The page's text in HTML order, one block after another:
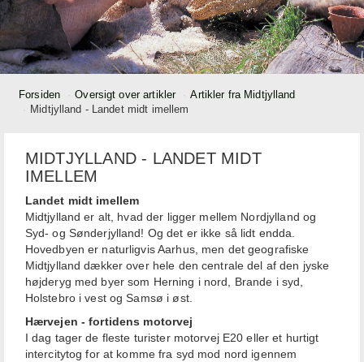
Forsiden Oversigt over artikler
Artikler fra Midtjylland
Midtjylland - Landet midt imellem
MIDTJYLLAND - LANDET MIDT
IMELLEM
Landet midt imellem
Midtjylland er alt, hvad der ligger mellem Nordjylland og
Syd- og Sønderjylland! Og det er ikke så lidt endda.
Hovedbyen er naturligvis Aarhus, men det geografiske
Midtjylland dækker over hele den centrale del af den jyske
højderyg med byer som Herning i nord, Brande i syd,
Holstebro i vest og Samsø i øst.
Hærvejen - fortidens motorvej
I dag tager de fleste turister motorvej E20 eller et hurtigt
intercitytog for at komme fra syd mod nord igennem